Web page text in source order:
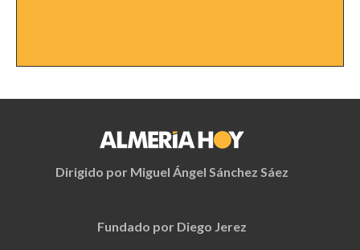
Dirigido por Miguel Ángel Sánchez Sáez
Fundado por Diego Jerez